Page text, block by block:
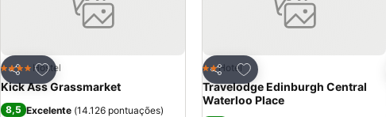
Partilhar
Adicionar aos favoritos
4 EstrelasHostel
Kick Ass Grassmarket
8,5 Excelente (14.126 pontuações)
Partilhar
Adicionar aos favoritos
2 Estrelas
Hotel
Travelodge Edinburgh Central
Waterloo Place